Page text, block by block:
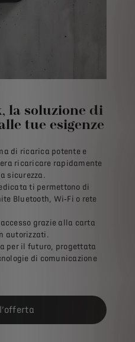
la soluzione di
tue esigenze
di ricarica potente e
ricaricare rapidamente
sicurezza.
ti permettono di
Bluetooth, Wi‑Fi o rete
grazie alla carta
autorizzati.
per il futuro, progettata
di comunicazione